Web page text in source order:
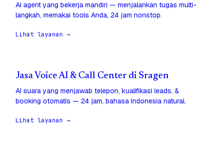
AI agent yang bekerja mandiri — menjalankan tugas multi-
langkah, memakai tools Anda, 24 jam nonstop.
Lihat layanan →
Jasa Voice AI & Call Center di Sragen
AI suara yang menjawab telepon, kualifikasi leads, &
booking otomatis — 24 jam, bahasa Indonesia natural.
Lihat layanan →